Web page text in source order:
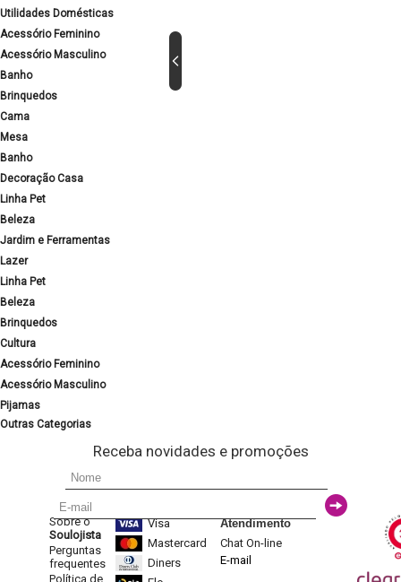
Utilidades Domésticas
Acessório Feminino
Acessório Masculino
Banho
Brinquedos
Cama
Mesa
Banho
Decoração Casa
Linha Pet
Beleza
Jardim e Ferramentas
Lazer
Linha Pet
Beleza
Brinquedos
Cultura
Acessório Feminino
Acessório Masculino
Pijamas
Outras Categorias
Receba novidades e promoções
Sobre o
Soulojista
Perguntas
frequentes
Política de
Visa
Mastercard
Diners
Atendimento
Chat On-line
E-mail